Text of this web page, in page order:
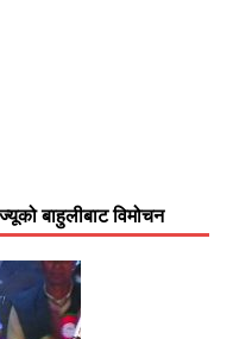
बाहुलीबाट विमोचन